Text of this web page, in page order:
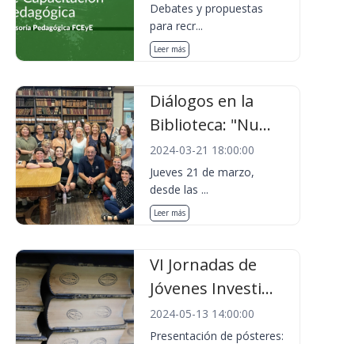
Debates y propuestas
para recr...
Leer más
Diálogos en la
Biblioteca: "Nu...
2024-03-21 18:00:00
Jueves 21 de marzo,
desde las ...
Leer más
VI Jornadas de
Jóvenes Investi...
2024-05-13 14:00:00
Presentación de pósteres: